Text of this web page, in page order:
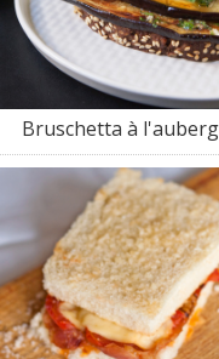
Bruschetta à